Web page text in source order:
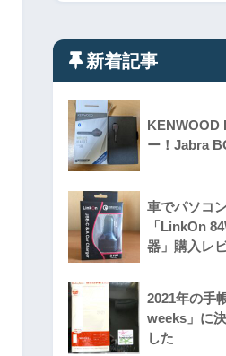
新着記事
KENWOOD
ー！Jabra
車でパソコ
「LinkOn
器」購入レ
2021年の手
weeks」に
した